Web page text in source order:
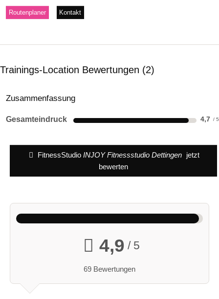
Routenplaner Kontakt
Trainings-Location Bewertungen 2
Zusammenfassung
Gesamteindruck 4,7
FitnessStudio INJOY Fitnessstudio Dettingen
jetzt
bewerten
4,9 / 5
69 Bewertungen